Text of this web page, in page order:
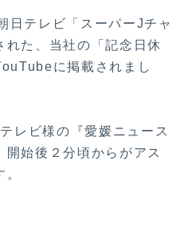
日テレビ「スーパーJチャ
れた、当社の「記念日休
に掲載されまし
レビ様の『愛媛ニュース
始後２分頃からがアス